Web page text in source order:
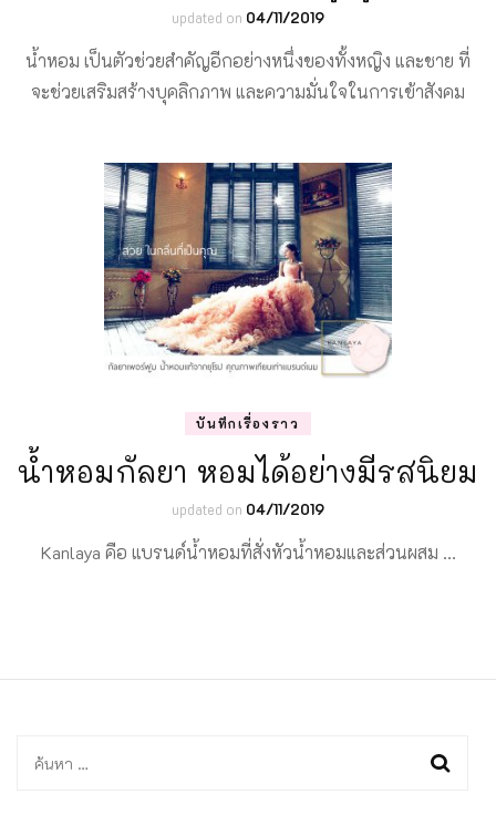
updated on 04/11/2019
น้ำหอม เป็นตัวช่วยสำคัญอีกอย่างหนึ่งของทั้งหญิง และชาย ที่
จะช่วยเสริมสร้างบุคลิกภาพ และความมั่นใจในการเข้าสังคม
บันทึกเรื่องราว
น้ำหอมกัลยา หอมได้อย่างมีรสนิยม
updated on 04/11/2019
Kanlaya คือ แบรนด์น้ำหอมที่สั่งหัวน้ำหอมและส่วนผสม …
ค้นหา